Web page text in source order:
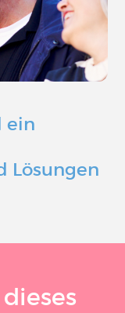
ein
Lösungen